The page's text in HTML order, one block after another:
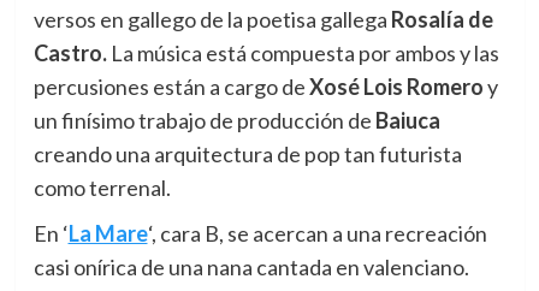
versos en gallego de la poetisa gallega Rosalía de
Castro.La música está compuesta por ambos y las
percusiones están a cargo deXosé Lois Romeroy
un finísimo trabajo de producción de Baiuca
creando una arquitectura de pop tan futurista
como terrenal.
En ‘La Mare‘, cara B, se acercan a una recreación
casi onírica de una nana cantada en valenciano.